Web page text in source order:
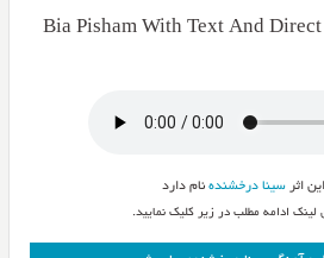
Bia Pisham With Text And
اثر سینا درخشندهنام دارد
لینک ادامه مطلب در زیر کلیک نمایید.